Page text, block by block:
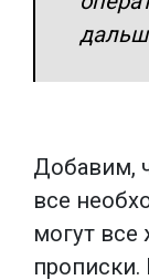
Добавим,
все
могут